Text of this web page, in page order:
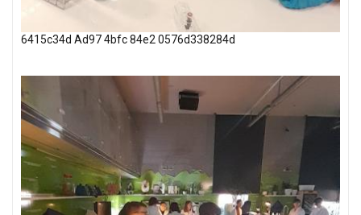
6415c34d Ad97 4bfc 84e2 0576d338284d